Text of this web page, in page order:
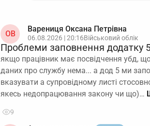
ОВ
Варениця Оксана Петрівна
06.08.2026 | 20:16Військовий облік
Проблеми заповнення додатку
якщо працівник має посвідчення убд,
даних про службу нема... а дод 5 ми
вказувати а супровідному листі
якесь недопрацювання закону чи що)…
9